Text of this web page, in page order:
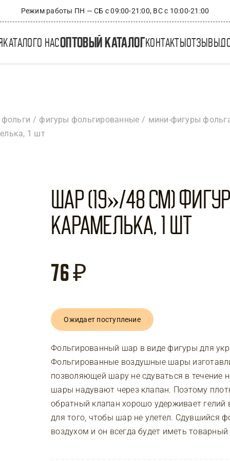
Режим работы ПН — СБ с 09:00-21:00, ВС с 10:00-21:00
каталого насоптовый каталогконтакты отзывы
фигуры фольгированные
мини-фигуры
1 шт
Шар (19»/48 см)
Карамелька, 1 шт
76₽
Ожидает поступление
Фольгированный шар в виде фигуры для
Фольгированные воздушные шары
позволяющей шару не сдуваться в течение
шары надувают через клапан. Поэтому
обратный клапан хорошо удерживает
для того, чтобы шар не улетел. Сдувшийся
воздухом и он всегда будет иметь товарный